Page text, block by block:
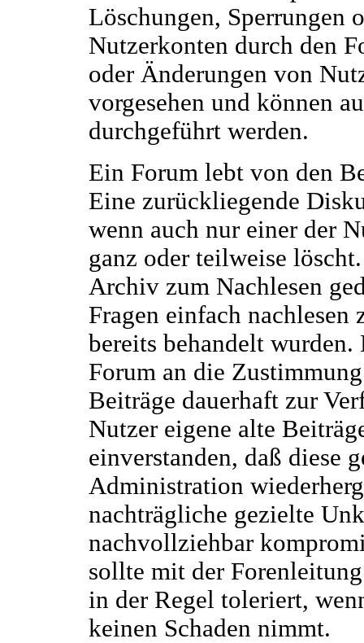
Löschungen, Sperrungen
Nutzerkonten durch den
oder Änderungen von
vorgesehen und können
durchgeführt werden.
Ein Forum lebt von den
Eine zurückliegende
wenn auch nur einer der
ganz oder teilweise
Archiv zum Nachlesen
Fragen einfach nachlesen
bereits behandelt
Forum an die
Beiträge dauerhaft zur
Nutzer eigene alte
einverstanden, daß diese
Administration
nachträgliche gezielte
nachvollziehbar
sollte mit der
in der Regel toleriert,
keinen Schaden nimmt.